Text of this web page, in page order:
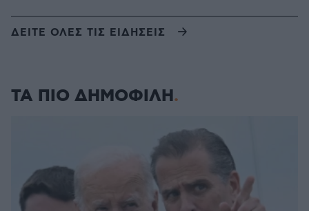
ΔΕΙΤΕ ΟΛΕΣ ΤΙΣ ΕΙΔΗΣΕΙΣ
ΤΑ ΠΙΟ ΔΗΜΟΦΙΛΗ